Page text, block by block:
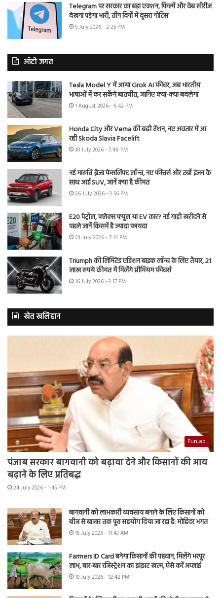
Telegram पर सरकार का बड़ा एक्शन, फिल्में और वेब सीरीज
देखना पड़ेगा भारी, तीन दिनों में दूसरा नोटिस
5 July 2026 - 2:25 PM
ऑटो जगत
Tesla Model Y में आया Grok AI फीचर, अब भारतीय
भाषाओं में कर सकेंगे बातचीत, जानिए क्या-क्या बदलेगा
1 August 2026 - 6:42 PM
Honda City और Verna की बढ़ी टेंशन, नए अवतार में आ
रही Skoda Slavia Facelift
30 July 2026 - 7:48 PM
नई मारुति ब्रेजा फेसलिफ्ट लॉन्च, नए फीचर्स और टर्बो इंजन के
साथ आई SUV, जानें क्या है कीमत
26 July 2026 - 3:56 PM
E20 पेट्रोल, फ्लेक्स फ्यूल या EV कार? नई गाड़ी खरीदने से
पहले जानें किसमें है ज्यादा फायदा
23 July 2026 - 7:41 PM
Triumph की लिमिटेड एडिशन बाइक लॉन्च के लिए तैयार, 21
लाख रुपये कीमत में मिलेंगे प्रीमियम फीचर्स
16 July 2026 - 3:17 PM
खेत खलिहान
Punjab
पंजाब सरकार बागवानी को बढ़ावा देने और किसानों की आय
बढ़ाने के लिए प्रतिबद्ध
24 July 2026 - 1:45 PM
बागवानी को लाभकारी व्यवसाय बनाने के लिए किसानों को
बीज से बाजार तक पूरा सहयोग दिया जा रहा है: मोहिंदर भगत
15 July 2026 - 11:43 AM
Farmers ID Card बनेगा किसानों की पहचान, मिलेंगे भरपूर
लाभ, बार-बार रजिस्ट्रेशन का झंझट खत्म, ऐसे करें अप्लाई
10 July 2026 - 12:42 PM